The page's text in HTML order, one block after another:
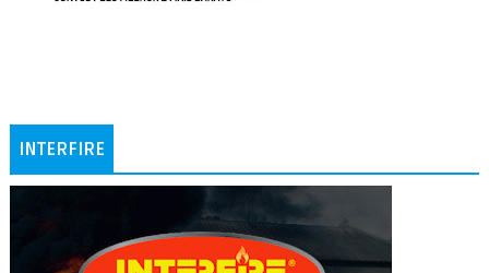
INTERFIRE